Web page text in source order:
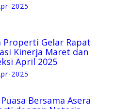
2025
Properti Gelar Rapat
Kinerja Maret dan
April 2025
2025
Bersama Asera